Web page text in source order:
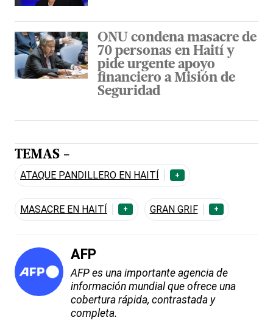
ONU condena masacre de
70 personas en Haití y
pide urgente apoyo
financiero a Misión de
Seguridad
TEMAS -
ATAQUE PANDILLERO EN HAITÍ +
MASACRE EN HAITÍ + GRAN GRIF +
AFP
AFP es una importante agencia de
información mundial que ofrece una
cobertura rápida, contrastada y
completa.